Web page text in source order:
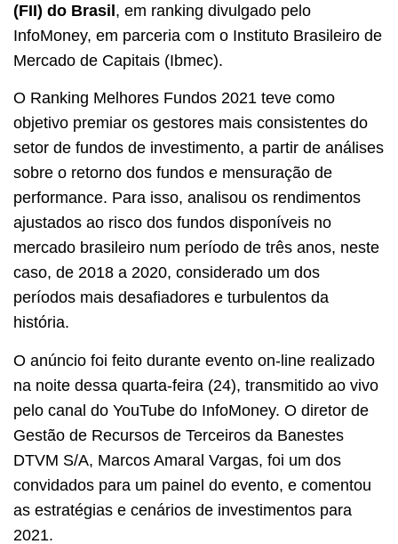
(FII) do Brasil, em ranking divulgado pelo
InfoMoney, em parceria com o Instituto Brasileiro de
Mercado de Capitais (Ibmec).
O Ranking Melhores Fundos 2021 teve como
objetivo premiar os gestores mais consistentes do
setor de fundos de investimento, a partir de análises
sobre o retorno dos fundos e mensuração de
performance. Para isso, analisou os rendimentos
ajustados ao risco dos fundos disponíveis no
mercado brasileiro num período de três anos, neste
caso, de 2018 a 2020, considerado um dos
períodos mais desafiadores e turbulentos da
história.
O anúncio foi feito durante evento on-line realizado
na noite dessa quarta-feira (24), transmitido ao vivo
pelo canal do YouTube do InfoMoney. O diretor de
Gestão de Recursos de Terceiros da Banestes
DTVM S/A, Marcos Amaral Vargas, foi um dos
convidados para um painel do evento, e comentou
as estratégias e cenários de investimentos para
2021.